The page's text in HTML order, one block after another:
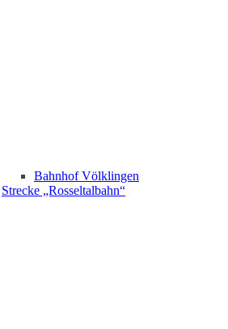
Bahnhof Völklingen
Strecke „Rosseltalbahn“